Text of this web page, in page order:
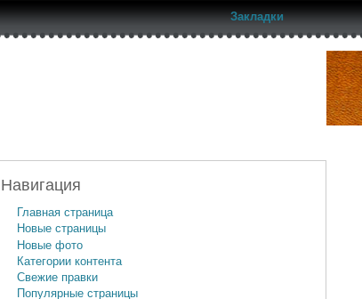
Закладки
Навигация
Главная страница
Новые страницы
Новые фото
Категории контента
Свежие правки
Популярные страницы